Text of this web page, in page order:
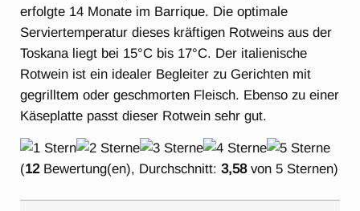
erfolgte 14 Monate im Barrique. Die optimale
Serviertemperatur dieses kräftigen Rotweins aus der
Toskana liegt bei 15°C bis 17°C. Der italienische
Rotwein ist ein idealer Begleiter zu Gerichten mit
gegrilltem oder geschmorten Fleisch. Ebenso zu einer
Käseplatte passt dieser Rotwein sehr gut.
(12Bewertung(en), Durchschnitt:3,58von 5 Sternen)